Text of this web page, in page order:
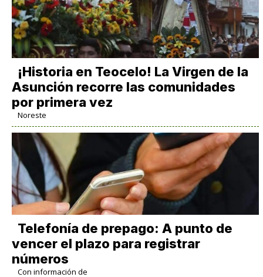
​¡Historia en Teocelo! La Virgen de la
Asunción recorre las comunidades
por primera vez
Noreste
Telefonía de prepago: A punto de
vencer el plazo para registrar
números
Con información de